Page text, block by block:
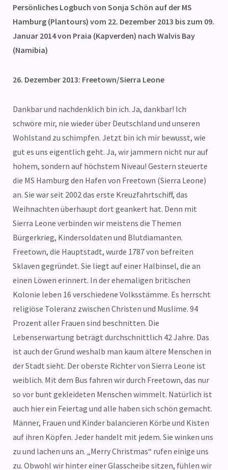
Persönliches Logbuch von Sonja Schön auf der MS
Hamburg (Plantours) vom 22. Dezember 2013 bis zum 09.
Januar 2014 von Praia (Kapverden) nach Walvis Bay
(Namibia)
26. Dezember 2013: Freetown/Sierra Leone
Dankbar und nachdenklich bin ich. Ja, dankbar! Ich
schwöre mir, nie wieder über Deutschland und unseren
Wohlstand zu schimpfen. Jetzt bin ich mir bewusst, wie
gut es uns eigentlich geht. Ja, wir jammern nicht nur auf
hohem, sondern auf höchstem Niveau! Gestern steuerte
die MS Hamburg den Hafen von Freetown (Sierra Leone)
an. Sie war seit 2002 das erste Kreuzfahrtschiff, das
Weihnachten überhaupt dort geankert hat. Denn mit
Sierra Leone verbinden wir meistens die Themen
Bürgerkrieg, Kindersoldaten und Blutdiamanten.
Freetown, die Hauptstadt, wurde 1787 von befreiten
Sklaven gegründet. Sie liegt auf einer Halbinsel, die an
einen Löwen erinnert. In der ehemaligen britischen
Kolonie leben 16 verschiedene Volksstämme. Es herrscht
religiöse Toleranz zwischen Christen und Muslime. 94
Prozent aller Frauen sind beschnitten. Die
Lebenserwartung beträgt durchschnittlich 42 Jahre. Das
ist auch der Grund weshalb man kaum ältere Menschen in
der Stadt sieht. Der oberste Richter von Sierra Leone ist
weiblich. Mit dem Bus fahren wir durch Freetown, das nur
so vor bunt gekleideten Menschen wimmelt. Natürlich ist
auch hier ein Feiertag und alle haben sich schön gemacht.
Männer, Frauen und Kinder balancieren Körbe und Kisten
auf ihren Köpfen. Jeder handelt mit jedem. Sie winken uns
zu und lachen uns an. „Merry Christmas“ rufen einige uns
zu. Obwohl wir hinter einer Glasscheibe sitzen, fühlen wir